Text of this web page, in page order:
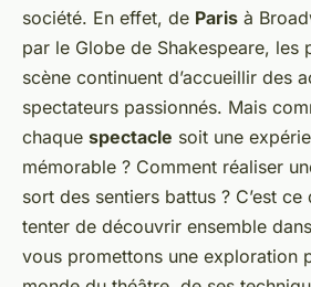
société. En effet, de Paris à
par le Globe de Shakespeare, les
scène continuent d’accueillir des
spectateurs passionnés. Mais
chaque spectacle soit une
mémorable ? Comment réaliser
sort des sentiers battus ? C’est
tenter de découvrir ensemble
vous promettons une exploration